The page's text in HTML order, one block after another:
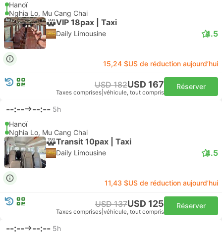
Hanoï
Nghia Lo, Mu Cang Chai
VIP 18pax | Taxi
Daily Limousine 4.5
15,24 $US de réduction aujourd’hui
USD 182USD 167
Taxes comprises véhicule, tout compris
Réserver
--:-- --:-- 5h
Hanoï
Nghia Lo, Mu Cang Chai
Transit 10pax | Taxi
Daily Limousine 4.5
11,43 $US de réduction aujourd’hui
USD 137USD 125
Taxes comprises véhicule, tout compris
Réserver
--:-- --:-- 5h